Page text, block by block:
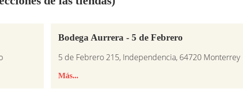
Bodega Aurrera - 5 de Febrero
5 de Febrero 215, Independencia, 64720 Monterrey
Más...